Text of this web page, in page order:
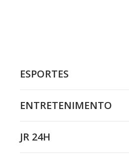
ESPORTES
ENTRETENIMENTO
JR 24H